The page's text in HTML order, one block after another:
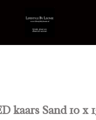
kaars Sand 10 x